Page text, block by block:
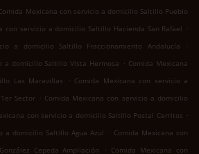
Mexicana con servicio a domicilio Saltillo Pueblo
con servicio a domicilio Saltillo Hacienda San Rafael .
a domicilio Saltillo Fraccionamiento Andalucía
.
a domicilio Saltillo Vista Hermosa . Comida Mexicana
Las Maravillas
. Comida Mexicana con servicio a
Sector . Comida Mexicana con servicio a domicilio
con servicio a domicilio Saltillo Postal Cerritos .
a domicilio Saltillo Agua Azul
. Comida Mexicana con
Cepeda Ampliación
. Comida Mexicana con